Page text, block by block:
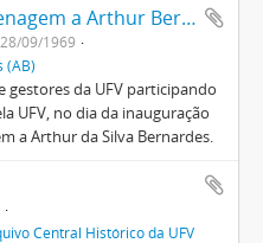
Almoço solene em homenagem a Arthur Bernardes
28/09/1969
(AB)
gestores da UFV participando
UFV, no dia da inauguração
a Arthur da Silva Bernardes.
Central Histórico da UFV